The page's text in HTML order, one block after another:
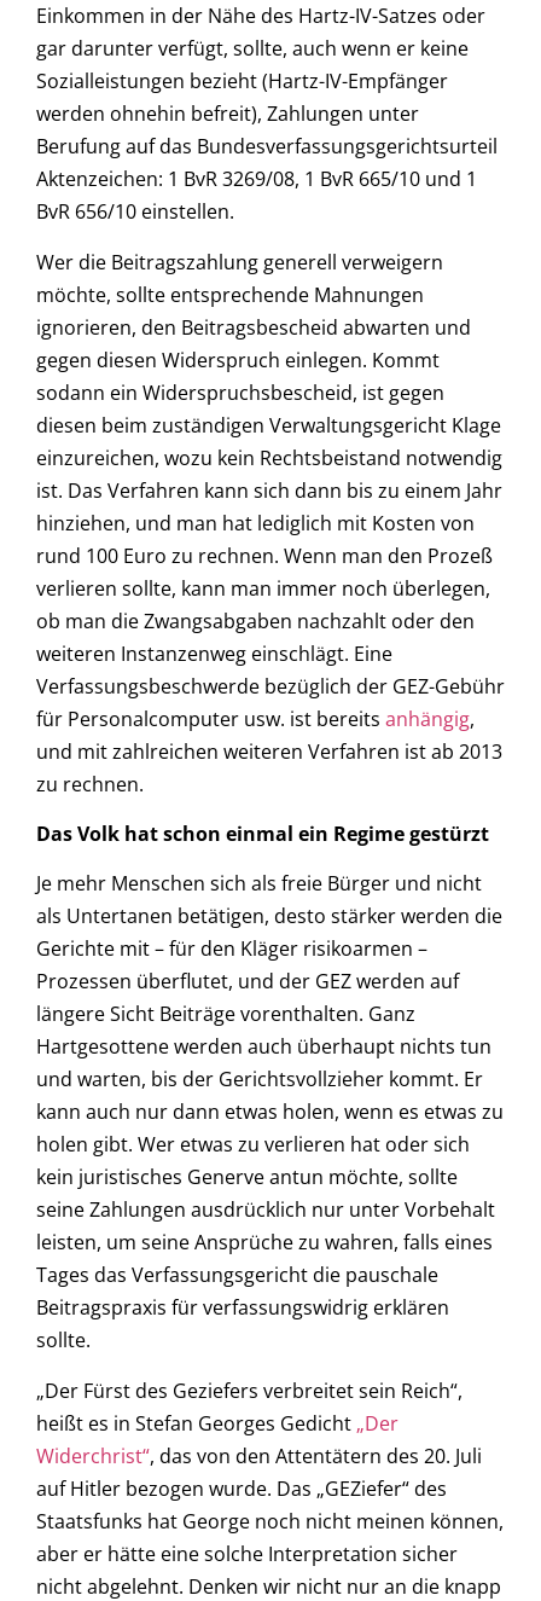
Einkommen in der Nähe des Hartz-IV-Satzes oder
gar darunter verfügt, sollte, auch wenn er keine
Sozialleistungen bezieht (Hartz-IV-Empfänger
werden ohnehin befreit), Zahlungen unter
Berufung auf das Bundesverfassungsgerichtsurteil
Aktenzeichen: 1 BvR 3269/08, 1 BvR 665/10 und 1
BvR 656/10 einstellen.
Wer die Beitragszahlung generell verweigern
möchte, sollte entsprechende Mahnungen
ignorieren, den Beitragsbescheid abwarten und
gegen diesen Widerspruch einlegen. Kommt
sodann ein Widerspruchsbescheid, ist gegen
diesen beim zuständigen Verwaltungsgericht Klage
einzureichen, wozu kein Rechtsbeistand notwendig
ist. Das Verfahren kann sich dann bis zu einem Jahr
hinziehen, und man hat lediglich mit Kosten von
rund 100 Euro zu rechnen. Wenn man den Prozeß
verlieren sollte, kann man immer noch überlegen,
ob man die Zwangsabgaben nachzahlt oder den
weiteren Instanzenweg einschlägt. Eine
Verfassungsbeschwerde bezüglich der GEZ-Gebühr
für Personalcomputer usw. ist bereits anhängig,
und mit zahlreichen weiteren Verfahren ist ab 2013
zu rechnen.
Das Volk hat schon einmal ein Regime gestürzt
Je mehr Menschen sich als freie Bürger und nicht
als Untertanen betätigen, desto stärker werden die
Gerichte mit – für den Kläger risikoarmen –
Prozessen überflutet, und der GEZ werden auf
längere Sicht Beiträge vorenthalten. Ganz
Hartgesottene werden auch überhaupt nichts tun
und warten, bis der Gerichtsvollzieher kommt. Er
kann auch nur dann etwas holen, wenn es etwas zu
holen gibt. Wer etwas zu verlieren hat oder sich
kein juristisches Generve antun möchte, sollte
seine Zahlungen ausdrücklich nur unter Vorbehalt
leisten, um seine Ansprüche zu wahren, falls eines
Tages das Verfassungsgericht die pauschale
Beitragspraxis für verfassungswidrig erklären
sollte.
„Der Fürst des Geziefers verbreitet sein Reich“,
heißt es in Stefan Georges Gedicht „Der
Widerchrist“, das von den Attentätern des 20. Juli
auf Hitler bezogen wurde. Das „GEZiefer“ des
Staatsfunks hat George noch nicht meinen können,
aber er hätte eine solche Interpretation sicher
nicht abgelehnt. Denken wir nicht nur an die knapp